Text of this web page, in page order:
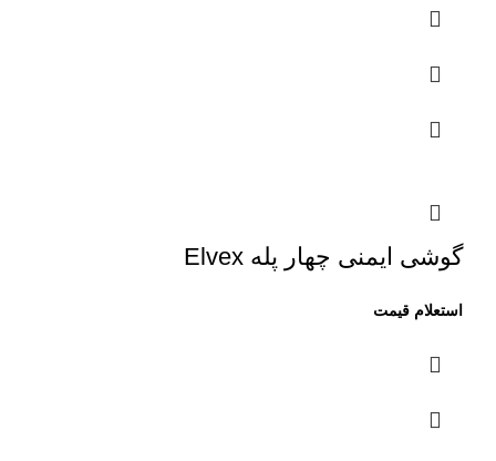
گوشی ایمنی چهار پله Elvex